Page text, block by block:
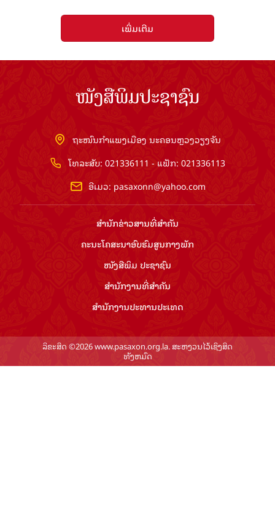
ເພີ່ມເຕີມ
ໜັງສືພິມປະຊາຊົນ
ຖະໜົນກຳແພງເມືອງ ນະຄອນຫຼວງວຽງຈັນ
ໂທລະສັບ: 021336111 - ແຟັກ: 021336113
ອີເມວ: pasaxonn@yahoo.com
ສຳ​ນັກ​ຂ່າວ​ສານ​ທີ່​ສຳ​ຄັນ​
ຄະນະໂຄສະນາອົບຮົມ​ສູນ​ກາງ​ພັກ
ໜັງສືພິມ ປະ​ຊາ​ຊົນ
ສຳ​ນັກ​ງານ​ທີ່​ສຳ​ຄັນ
ສຳ​ນັກ​ງານ​ປະ​ທານ​ປະ​ເທດ
ລິຂະສິດ ©2026 www.pasaxon.org.la. ສະຫງວນໄວ້ເຊິງສິດ
ທັງຫມົດ